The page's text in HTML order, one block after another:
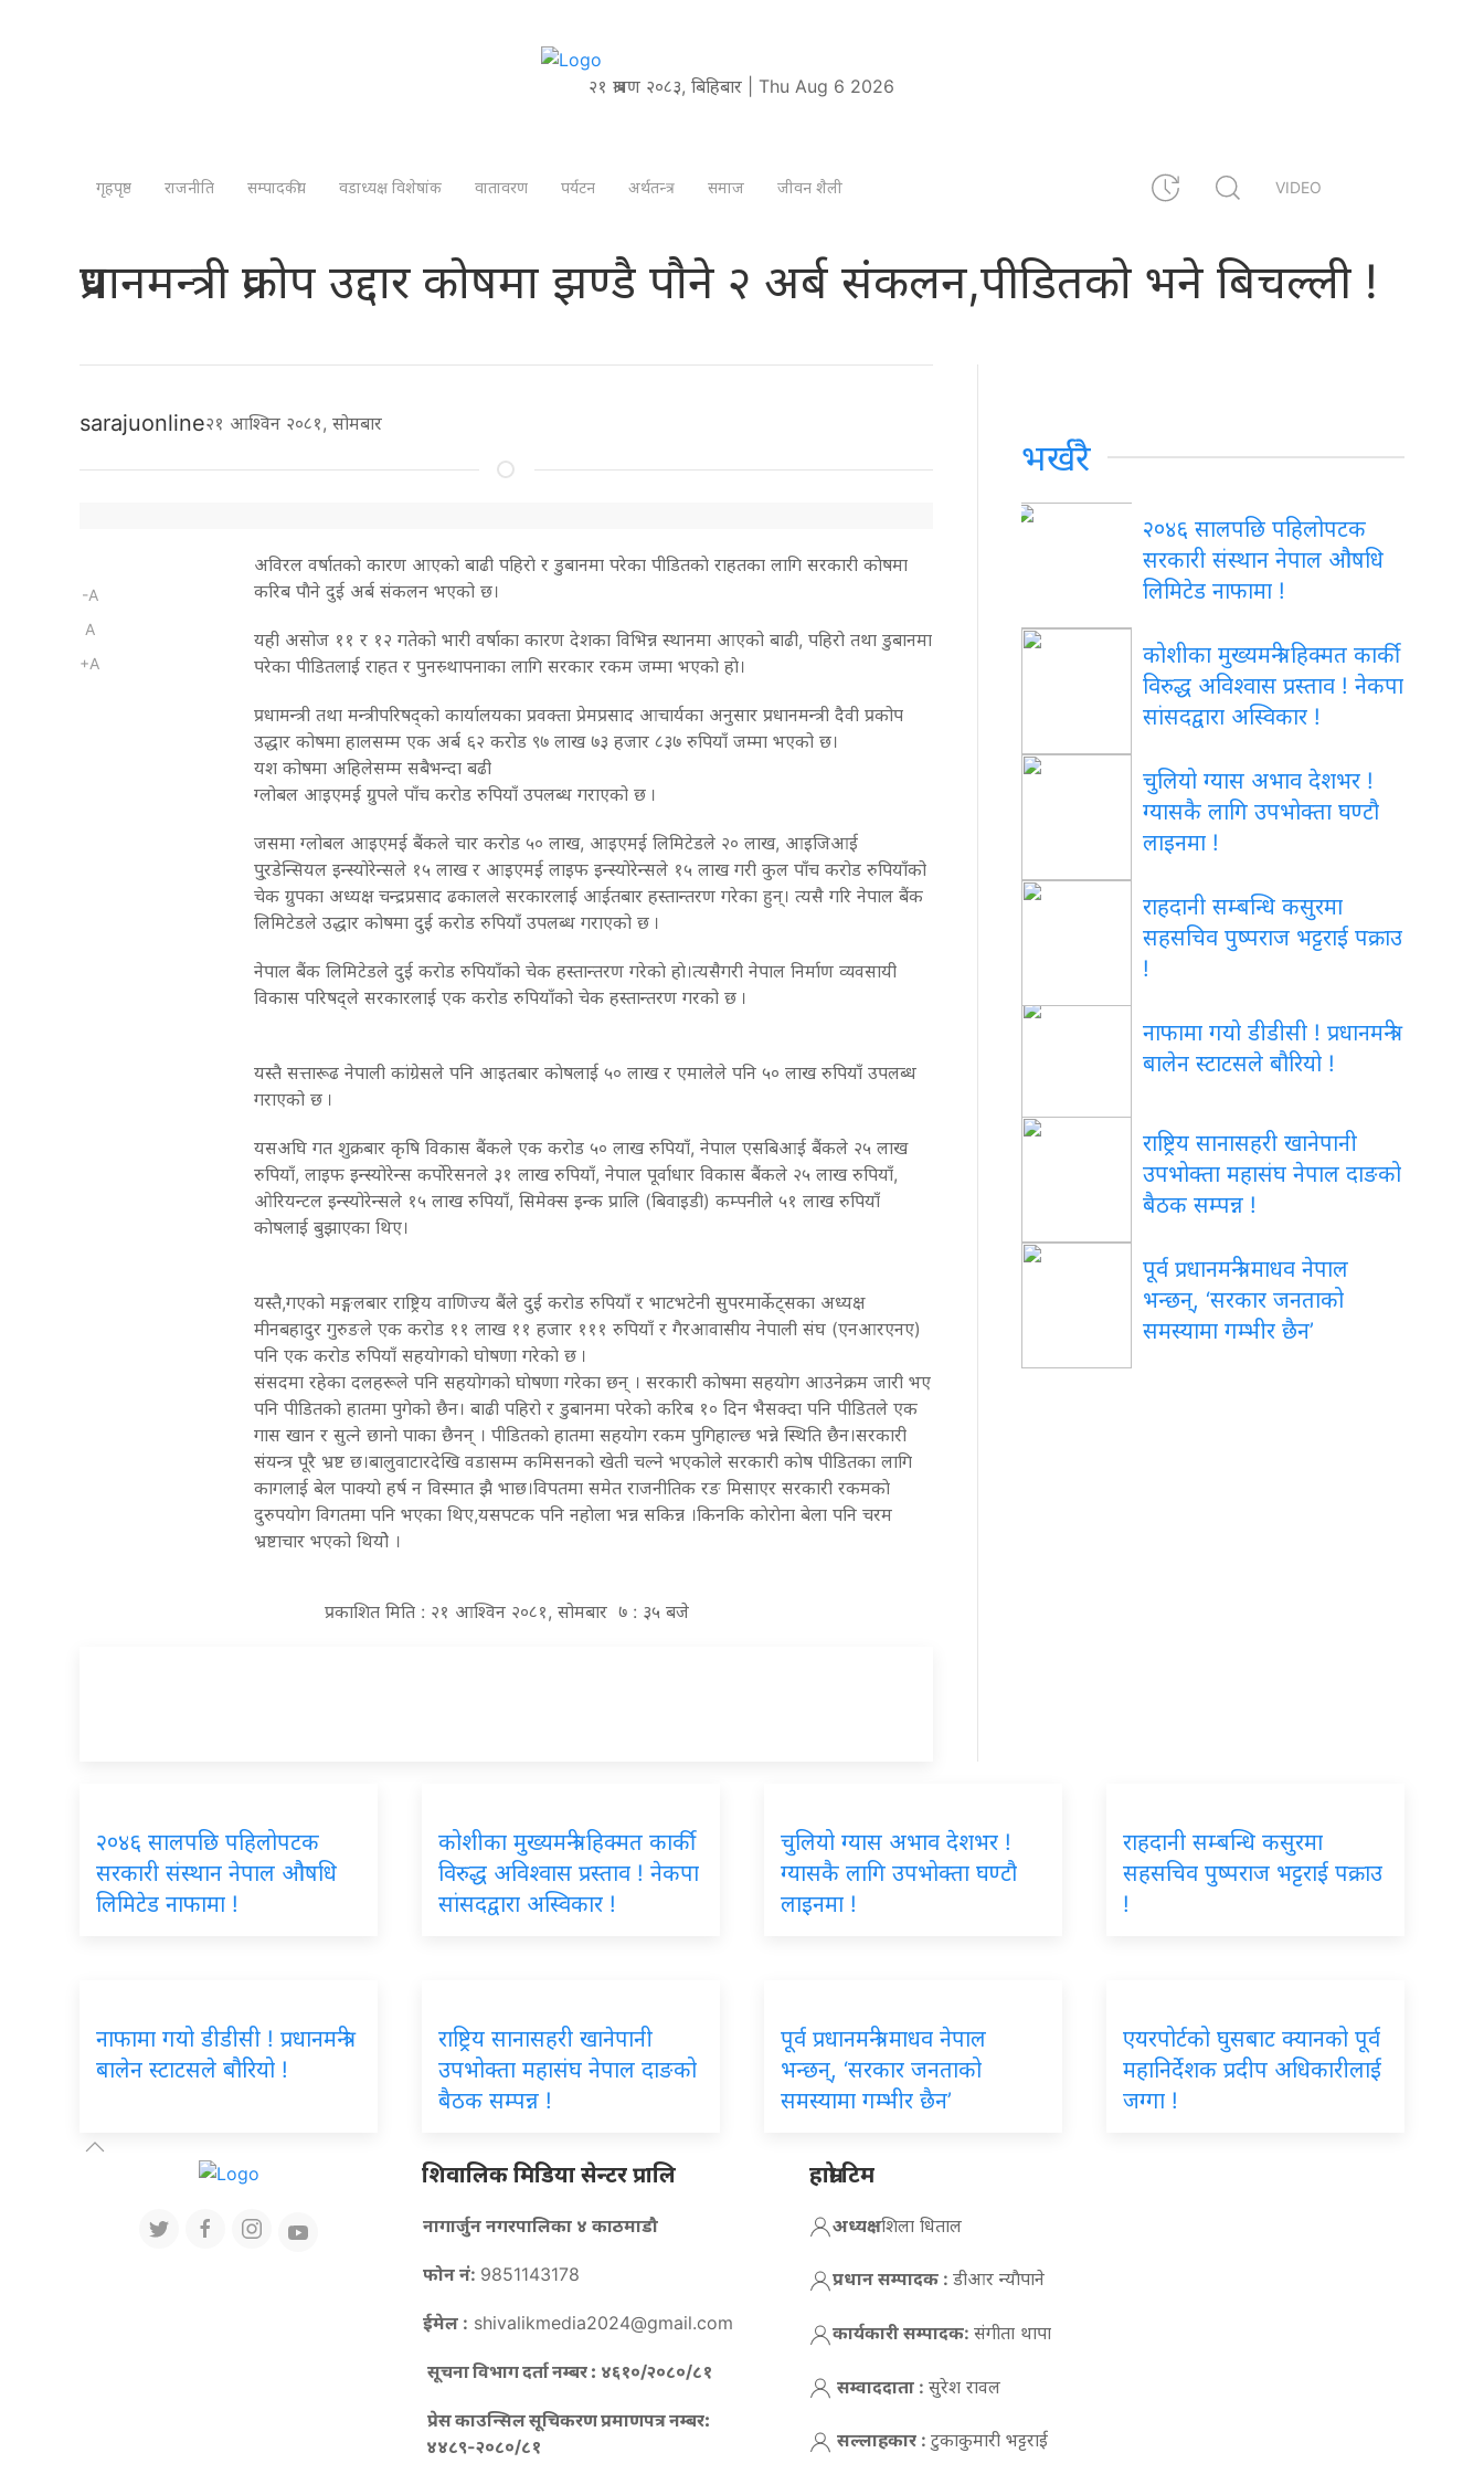
२१ श्रावण २०८३, बिहिबार | Thu Aug 6 2026
गृहपृष्ठ राजनीति सम्पादकीय वडाध्यक्ष विशेषांक वातावरण पर्यटन अर्थतन्त्र समाज जीवन शैली VIDEO
प्रधानमन्त्री प्रकाेप उद्दार काेषमा झण्डै पाैने २ अर्ब संकलन,पीडितकाे भने बिचल्ली !
sarajuonline२१ आश्विन २०८१, सोमबार
-A
A
+A
अविरल वर्षातकाे कारण आएकाे बाढी पहिराे र डुबानमा परेका पीडितकाे राहतका लागि सरकारी काेषमा
करिब पाैने दुई अर्ब संकलन भएको छ।
यही असोज ११ र १२ गतेको भारी वर्षाका कारण देशका विभिन्न स्थानमा आएको बाढी, पहिरो तथा डुबानमा
परेका पीडितलाई राहत र पुनस्र्थापनाका लागि सरकार रकम जम्मा भएको हाे।
प्रधामन्त्री तथा मन्त्रीपरिषद्को कार्यालयका प्रवक्ता प्रेमप्रसाद आचार्यका अनुसार प्रधानमन्त्री दैवी प्रकोप
उद्धार कोषमा हालसम्म एक अर्ब ६२ करोड ९७ लाख ७३ हजार ८३७ रुपियाँ जम्मा भएको छ।
यश कोषमा अहिलेसम्म सबैभन्दा बढी
ग्लोबल आइएमई ग्रुपले पाँच करोड रुपियाँ उपलब्ध गराएको छ ।
जसमा ग्लोबल आइएमई बैंकले चार करोड ५० लाख, आइएमई लिमिटेडले २० लाख, आइजिआई
पु्रडेन्सियल इन्स्योरेन्सले १५ लाख र आइएमई लाइफ इन्स्योरेन्सले १५ लाख गरी कुल पाँच करोड रुपियाँको
चेक ग्रुपका अध्यक्ष चन्द्रप्रसाद ढकालले सरकारलाई आईतबार हस्तान्तरण गरेका हुन्। त्यसै गरि नेपाल बैंक
लिमिटेडले उद्धार कोषमा दुई करोड रुपियाँ उपलब्ध गराएको छ ।
नेपाल बैंक लिमिटेडले दुई करोड रुपियाँको चेक हस्तान्तरण गरेकाे हाे।त्यसैगरी नेपाल निर्माण व्यवसायी
विकास परिषद्ले सरकारलाई एक करोड रुपियाँको चेक हस्तान्तरण गरको छ ।
यस्तै सत्तारूढ नेपाली कांग्रेसले पनि आइतबार काेषलाई ५० लाख र एमालेले पनि ५० लाख रुपियाँ उपलब्ध
गराएको छ ।
यसअघि गत शुक्रबार कृषि विकास बैंकले एक करोड ५० लाख रुपियाँ, नेपाल एसबिआई बैंकले २५ लाख
रुपियाँ, लाइफ इन्स्योरेन्स कर्पोरेसनले ३१ लाख रुपियाँ, नेपाल पूर्वाधार विकास बैंकले २५ लाख रुपियाँ,
ओरियन्टल इन्स्योरेन्सले १५ लाख रुपियाँ, सिमेक्स इन्क प्रालि (बिवाइडी) कम्पनीले ५१ लाख रुपियाँ
काेषलाई बुझाएका थिए।
यस्तै,गएको मङ्गलबार राष्ट्रिय वाणिज्य बैंले दुई करोड रुपियाँ र भाटभटेनी सुपरमार्केट्सका अध्यक्ष
मीनबहादुर गुरुङले एक करोड ११ लाख ११ हजार १११ रुपियाँ र गैरआवासीय नेपाली संघ (एनआरएनए)
पनि एक करोड रुपियाँ सहयोगको घोषणा गरेकाे छ ।
संसदमा रहेका दलहरूले पनि सहयोगकाे घाेषणा गरेका छन् । सरकारी काेषमा सहयोग आउनेक्रम जारी भए
पनि पीडितकाे हातमा पुगेको छैन। बाढी पहिरो र डुबानमा परेकाे करिब १० दिन भैसक्दा पनि पीडितले एक
गास खान र सुत्ने छानाे पाका छैनन् । पीडितकाे हातमा सहयोग रकम पुगिहाल्छ भन्ने स्थिति छैन।सरकारी
संयन्त्र पूरै भ्रष्ट छ।बालुवाटारदेखि वडासम्म कमिसनको खेती चल्ने भएकोले सरकारी काेष पीडितका लागि
कागलाई बेल पाक्याे हर्ष न विस्मात झै भाछ।विपतमा समेत राजनीतिक रङ मिसाएर सरकारी रकमकाे
दुरुपयोग विगतमा पनि भएका थिए,यसपटक पनि नहाेला भन्न सकिन्न ।किनकि काेराेना बेला पनि चरम
भ्रष्टाचार भएको थियोे ।
प्रकाशित मिति : २१ आश्विन २०८१, सोमबार ७ : ३५ बजे
भर्खरै
२०४६ सालपछि पहिलोपटक
सरकारी संस्थान नेपाल औषधि
लिमिटेड नाफामा !
कोशीका मुख्यमन्त्री हिक्मत कार्की
विरुद्ध अविश्वास प्रस्ताव ! नेकपा
सांसदद्वारा अस्विकार !
चुलियो ग्यास अभाव देशभर !
ग्यासकै लागि उपभोक्ता घण्टौ
लाइनमा !
राहदानी सम्बन्धि कसुरमा
सहसचिव पुष्पराज भट्टराई पक्राउ
!
नाफामा गयो डीडीसी ! प्रधानमन्त्री
बालेन स्टाटसले बौरियो !
राष्ट्रिय सानासहरी खानेपानी
उपभोक्ता महासंघ नेपाल दाङको
बैठक सम्पन्न !
पूर्व प्रधानमन्त्री माधव नेपाल
भन्छन्, ‘सरकार जनताको
समस्यामा गम्भीर छैन’
२०४६ सालपछि पहिलोपटक
सरकारी संस्थान नेपाल औषधि
लिमिटेड नाफामा !
कोशीका मुख्यमन्त्री हिक्मत कार्की
विरुद्ध अविश्वास प्रस्ताव ! नेकपा
सांसदद्वारा अस्विकार !
चुलियो ग्यास अभाव देशभर !
ग्यासकै लागि उपभोक्ता घण्टौ
लाइनमा !
राहदानी सम्बन्धि कसुरमा
सहसचिव पुष्पराज भट्टराई पक्राउ
!
नाफामा गयो डीडीसी ! प्रधानमन्त्री
बालेन स्टाटसले बौरियो !
राष्ट्रिय सानासहरी खानेपानी
उपभोक्ता महासंघ नेपाल दाङको
बैठक सम्पन्न !
पूर्व प्रधानमन्त्री माधव नेपाल
भन्छन्, ‘सरकार जनताको
समस्यामा गम्भीर छैन’
एयरपोर्टको घुसबाट क्यानको पूर्व
महानिर्देशक प्रदीप अधिकारीलाई
जग्गा !
शिवालिक मिडिया सेन्टर प्रालि
नागार्जुन नगरपालिका ४ काठमाडौ
फोन नं: 9851143178
ईमेल : shivalikmedia2024@gmail.com
सूचना विभाग दर्ता नम्बर : ४६१०/२०८०/८१
प्रेस काउन्सिल सूचिकरण प्रमाणपत्र नम्बर:
४४८९-२०८०/८१
हाम्रो टिम
अध्यक्ष :शिला धिताल
प्रधान सम्पादक : डीआर न्याैपाने
कार्यकारी सम्पादक: संगीता थापा
सम्वाददाता : सुरेश रावल
सल्लाहकार : टुकाकुमारी भट्टराई